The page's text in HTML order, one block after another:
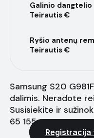
Galinio dangtelio
Teirautis €
Ryšio antenų
Teirautis €
Samsung S20
dalimis. Neradote
Susisiekite ir
65 155
Registracija